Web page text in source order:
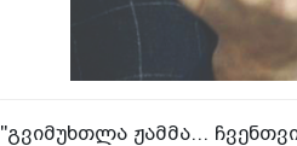
"გვიმუხთლა ჟამმა...